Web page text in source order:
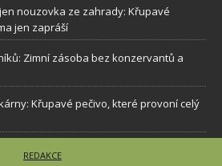
nouzovka ze zahrady: Křupavé
jen zapráší
Zimní zásoba bez konzervantů a
Křupavé pečivo, které provoní celý
REDAKCE